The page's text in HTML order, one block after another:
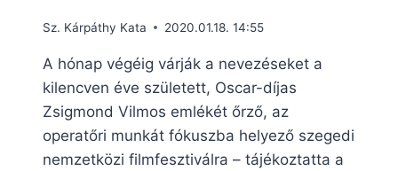
Sz. Kárpáthy Kata 2020.01.18. 14:55
A hónap végéig várják a nevezéseket a
kilencven éve született, Oscar-díjas
Zsigmond Vilmos emlékét őrző, az
operatőri munkát fókuszba helyező szegedi
nemzetközi filmfesztiválra – tájékoztatta a